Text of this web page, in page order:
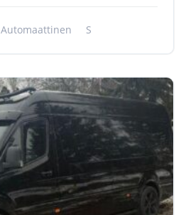
Automaattinen S